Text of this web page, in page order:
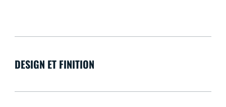
DESIGN ET FINITION